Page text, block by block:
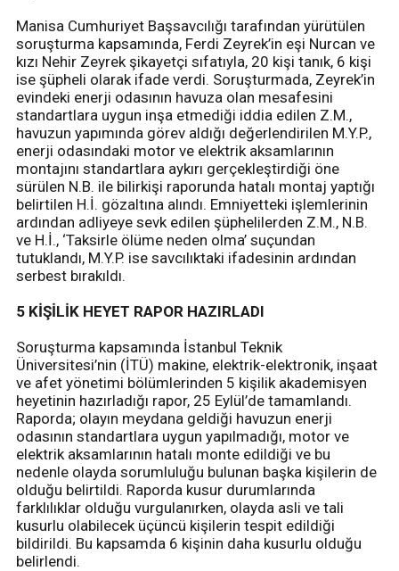
Manisa Cumhuriyet Başsavcılığı tarafından yürütülen
soruşturma kapsamında, Ferdi Zeyrek’in eşi Nurcan ve
kızı Nehir Zeyrek şikayetçi sıfatıyla, 20 kişi tanık, 6 kişi
ise şüpheli olarak ifade verdi. Soruşturmada, Zeyrek’in
evindeki enerji odasının havuza olan mesafesini
standartlara uygun inşa etmediği iddia edilen Z.M.,
havuzun yapımında görev aldığı değerlendirilen M.Y.P.,
enerji odasındaki motor ve elektrik aksamlarının
montajını standartlara aykırı gerçekleştirdiği öne
sürülen N.B. ile bilirkişi raporunda hatalı montaj yaptığı
belirtilen H.İ. gözaltına alındı. Emniyetteki işlemlerinin
ardından adliyeye sevk edilen şüphelilerden Z.M., N.B.
ve H.İ., ‘Taksirle ölüme neden olma’ suçundan
tutuklandı, M.Y.P. ise savcılıktaki ifadesinin ardından
serbest bırakıldı.
5 KİŞİLİK HEYET RAPOR HAZIRLADI
Soruşturma kapsamında İstanbul Teknik
Üniversitesi’nin (İTÜ) makine, elektrik-elektronik, inşaat
ve afet yönetimi bölümlerinden 5 kişilik akademisyen
heyetinin hazırladığı rapor, 25 Eylül’de tamamlandı.
Raporda; olayın meydana geldiği havuzun enerji
odasının standartlara uygun yapılmadığı, motor ve
elektrik aksamlarının hatalı monte edildiği ve bu
nedenle olayda sorumluluğu bulunan başka kişilerin de
olduğu belirtildi. Raporda kusur durumlarında
farklılıklar olduğu vurgulanırken, olayda asli ve tali
kusurlu olabilecek üçüncü kişilerin tespit edildiği
bildirildi. Bu kapsamda 6 kişinin daha kusurlu olduğu
belirlendi.